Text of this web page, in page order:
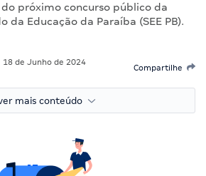
próximo concurso público da
da Educação da Paraíba (SEE PB).
18 de Junho de 2024
Compartilhe
mais conteúdo